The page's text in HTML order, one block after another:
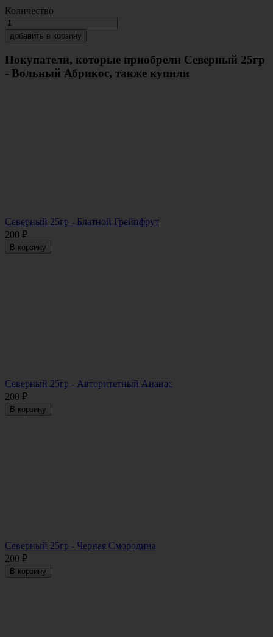
Количество
добавить в корзину
Покупатели, которые приобрели Северный 25гр
- Вольный Абрикос, также купили
Северный 25гр - Блатной Грейпфрут
200 ₽
В корзину
Северный 25гр - Авторитетный Ананас
200 ₽
В корзину
Северный 25гр - Черная Смородина
200 ₽
В корзину